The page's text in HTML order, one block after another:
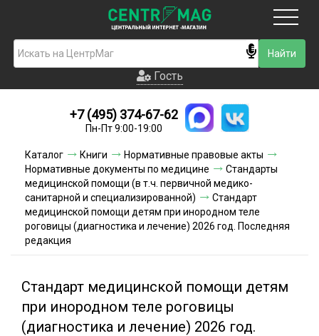
Гость
Новинки
Условия доставки
Условия оплаты
Контакты
Гость
+7 (495) 374-67-62
Пн-Пт 9:00-19:00
Каталог Книги
Нормативные правовые акты
Нормативные документы по медицине
Стандарты
медицинской помощи (в т.ч. первичной медико-
санитарной и специализированной)
Стандарт
медицинской помощи детям при инородном теле
роговицы (диагностика и лечение) 2026 год. Последняя
редакция
Стандарт медицинской помощи детям
при инородном теле роговицы
(диагностика и лечение) 2026 год.